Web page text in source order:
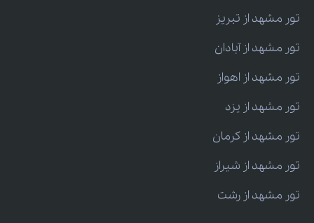
تور مشهد از تبریز
تور مشهد از آبادان
تور مشهد از اهواز
تور مشهد از یزد
تور مشهد از کرمان
تور مشهد از شیراز
تور مشهد از رشت